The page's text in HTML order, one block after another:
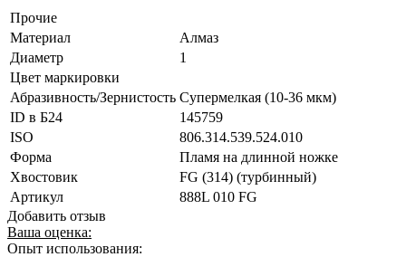
Прочие
Материал
Алмаз
Диаметр
1
Цвет маркировки
Абразивность/Зернистость Супермелкая (10-36 мкм)
ID в Б24
145759
ISO
806.314.539.524.010
Форма
Пламя на длинной ножке
Хвостовик
FG (314) (турбинный)
Артикул
888L 010 FG
Добавить отзыв
Ваша оценка:
Опыт использования: